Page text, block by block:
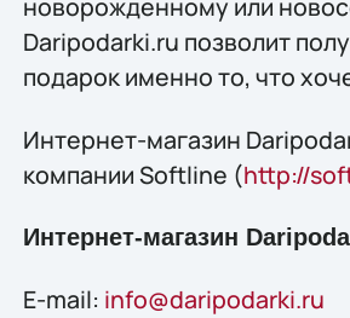
новорожденному или
Daripodarki.ru позволит
подарок именно то, что
Интернет-магазин
компании Softline (http://
Интернет-магазин
E-mail: info@daripodarki.ru